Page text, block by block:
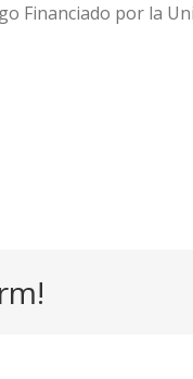
Financiado por la